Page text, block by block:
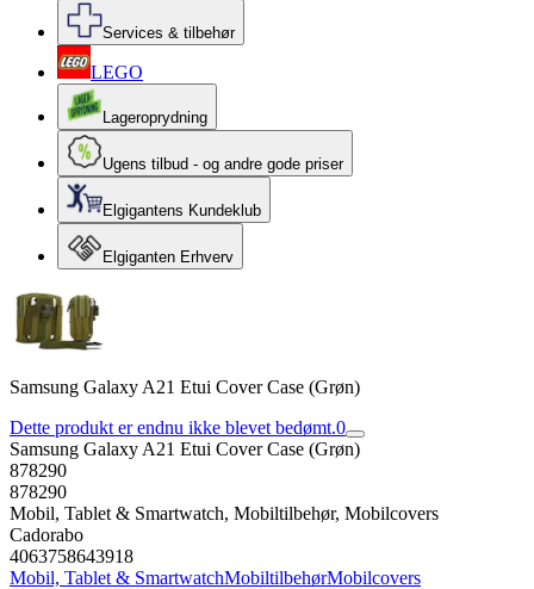
Services & tilbehør
LEGO
Lageroprydning
Ugens tilbud - og andre gode priser
Elgigantens Kundeklub
Elgiganten Erhverv
Samsung Galaxy A21 Etui Cover Case (Grøn)
Dette produkt er endnu ikke blevet bedømt.0
Samsung Galaxy A21 Etui Cover Case (Grøn)
878290
878290
Mobil, Tablet & Smartwatch, Mobiltilbehør, Mobilcovers
Cadorabo
4063758643918
Mobil, Tablet & SmartwatchMobiltilbehørMobilcovers